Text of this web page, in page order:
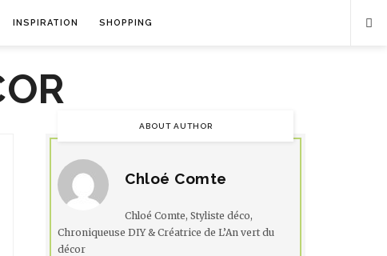
INSPIRATION SHOPPING
ABOUT AUTHOR
Chloé Comte
Chloé Comte, Styliste déco,
Chroniqueuse DIY & Créatrice de L’An vert du
décor